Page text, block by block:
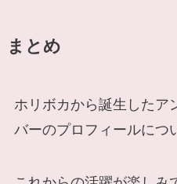
まとめ
ホリボカから誕生したア
バーのプロフィールにつ